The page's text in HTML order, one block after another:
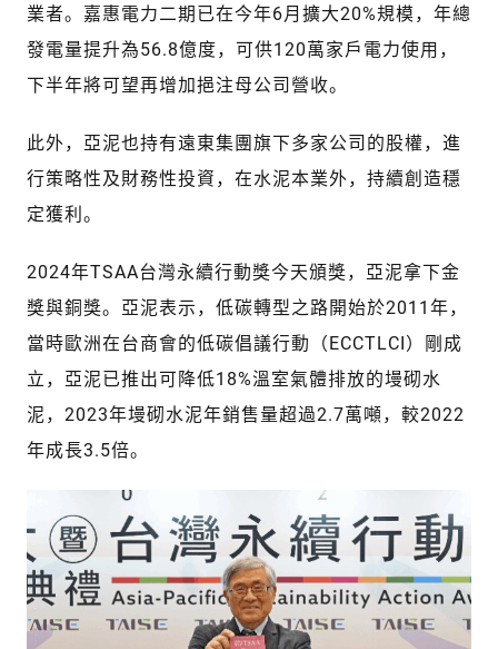
業者。嘉惠電力二期已在今年6月擴大20%規模，年總
發電量提升為56.8億度，可供120萬家戶電力使用，
下半年將可望再增加挹注母公司營收。
此外，亞泥也持有遠東集團旗下多家公司的股權，進
行策略性及財務性投資，在水泥本業外，持續創造穩
定獲利。
2024年TSAA台灣永續行動獎今天頒獎，亞泥拿下金
獎與銅獎。亞泥表示，低碳轉型之路開始於2011年，
當時歐洲在台商會的低碳倡議行動（ECCTLCI）剛成
立，亞泥已推出可降低18%溫室氣體排放的墁砌水
泥，2023年墁砌水泥年銷售量超過2.7萬噸，較2022
年成長3.5倍。